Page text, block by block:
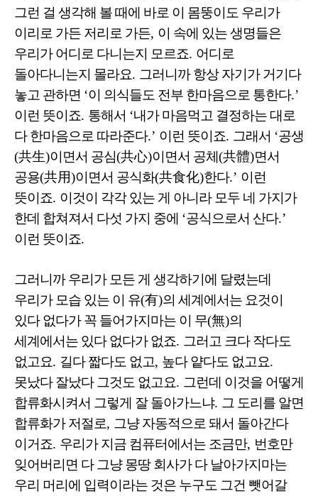
그런 걸 생각해 볼 때에 바로 이 몸뚱이도 우리가
이리로 가든 저리로 가든, 이 속에 있는 생명들은
우리가 어디로 다니는지 모르죠. 어디로
돌아다니는지 몰라요. 그러니까 항상 자기가 거기다
놓고 관하면 ‘이 의식들도 전부 한마음으로 통한다.’
이런 뜻이죠. 통해서 ‘내가 마음먹고 결정하는 대로
다 한마음으로 따라준다.’ 이런 뜻이죠. 그래서 ‘공생
(共生)이면서 공심(共心)이면서 공체 (共體)면서
공용(共用)이면서 공식화(共食化)한다.’ 이런
뜻이죠. 이것이 각각 있는 게 아니라 모두 네 가지가
한데 합쳐져서 다섯 가지 중에 ‘공식으로서 산다.’
이런 뜻이죠.
그러니까 우리가 모든 게 생각하기에 달렸는데
우리가 모습 있는 이 유(有)의 세계에서는 요것이
있다 없다가 꼭 들어가지마는 이 무(無)의
세계에서는 있다 없다가 없죠. 그러고 크다 작다도
없고요. 길다 짧다도 없고, 높다 얕다도 없고요.
못났다 잘났다 그것도 없고요. 그런데 이것을 어떻게
합류화시켜서 그렇게 잘 돌아가느냐. 그 도리를 알면
합류화가 저절로, 그냥 자동적으로 돼서 돌아간다
이거죠. 우리가 지금 컴퓨터에서는 조금만, 번호만
잊어버리면 다 그냥 몽땅 회사가 다 날아가지마는
우리 머리에 입력이라는 것은 누구도 그건 뺏어갈